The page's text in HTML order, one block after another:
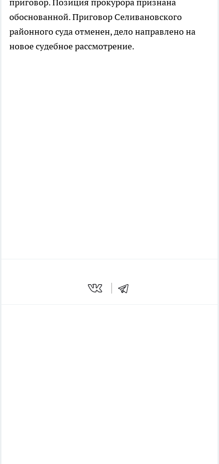
приговор. Позиция прокурора признана
обоснованной. Приговор Селивановского
районного суда отменен, дело направлено на
новое судебное рассмотрение.